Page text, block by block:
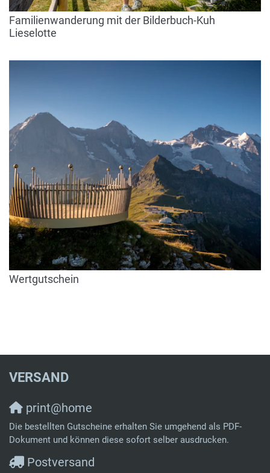
Familienwanderung mit der Bilderbuch-Kuh
Lieselotte
Wertgutschein
VERSAND
print@home
Die bestellten Gutscheine erhalten Sie umgehend als PDF-
Dokument und können diese sofort selber ausdrucken.
Postversand